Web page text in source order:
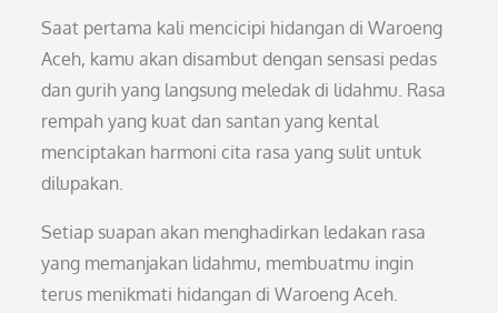
Saat pertama kali mencicipi hidangan di Waroeng
Aceh, kamu akan disambut dengan sensasi pedas
dan gurih yang langsung meledak di lidahmu. Rasa
rempah yang kuat dan santan yang kental
menciptakan harmoni cita rasa yang sulit untuk
dilupakan.
Setiap suapan akan menghadirkan ledakan rasa
yang memanjakan lidahmu, membuatmu ingin
terus menikmati hidangan di Waroeng Aceh.